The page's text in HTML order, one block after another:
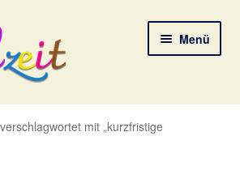
Menü
mit „kurzfristige